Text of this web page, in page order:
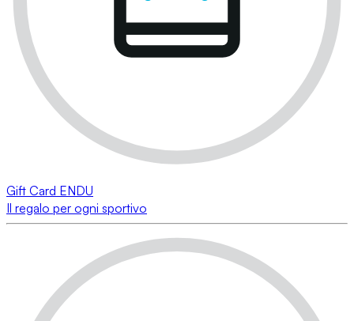
Gift Card ENDU
Il regalo per ogni sportivo